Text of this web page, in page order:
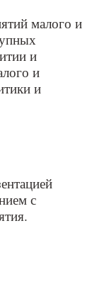
малого и
и
и
и
с